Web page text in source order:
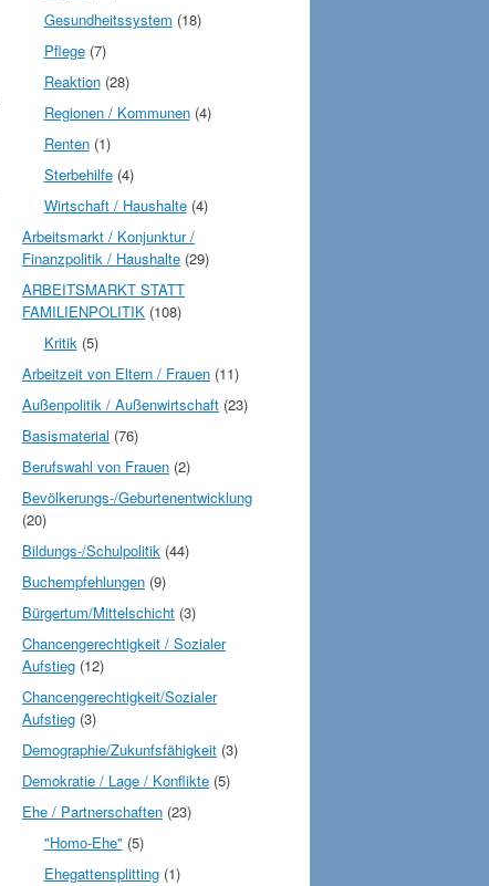
Gesundheitssystem (18)
Pflege(7)
Reaktion(28)
Regionen / Kommunen(4)
Renten(1)
Sterbehilfe(4)
Wirtschaft / Haushalte(4)
Arbeitsmarkt / Konjunktur /
Finanzpolitik / Haushalte (29)
ARBEITSMARKT STATT
FAMILIENPOLITIK (108)
Kritik(5)
Arbeitzeit von Eltern / Frauen (11)
Außenpolitik / Außenwirtschaft (23)
Basismaterial (76)
Berufswahl von Frauen (2)
Bevölkerungs-/Geburtenentwicklung
(20)
Bildungs-/Schulpolitik (44)
Buchempfehlungen (9)
Bürgertum/Mittelschicht (3)
Chancengerechtigkeit / Sozialer
Aufstieg (12)
Chancengerechtigkeit/Sozialer
Aufstieg (3)
Demographie/Zukunfsfähigkeit (3)
Demokratie / Lage / Konflikte (5)
Ehe / Partnerschaften (23)
"Homo-Ehe" (5)
Ehegattensplitting(1)